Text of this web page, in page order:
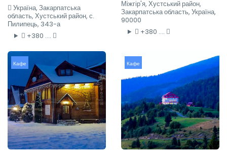
Україна, Закарпатська
область, Хустський район, с.
Пилипець, 343-а
+380 ....
Міжгір'я, Хустський район,
Закарпатська область, Україна,
90000
+380 ....
Кафе Кафе